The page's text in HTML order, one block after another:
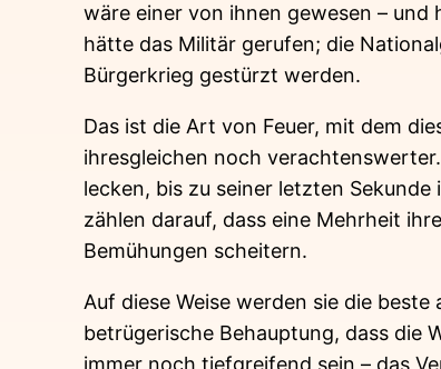
wäre einer von ihnen gewesen –
hätte das Militär gerufen; die
Bürgerkrieg gestürzt werden.
Das ist die Art von Feuer, mit dem
ihresgleichen noch
lecken, bis zu seiner letzten
zählen darauf, dass eine Mehrheit
Bemühungen scheitern.
Auf diese Weise werden sie die
betrügerische Behauptung, dass die
immer noch tiefgreifend sein – das